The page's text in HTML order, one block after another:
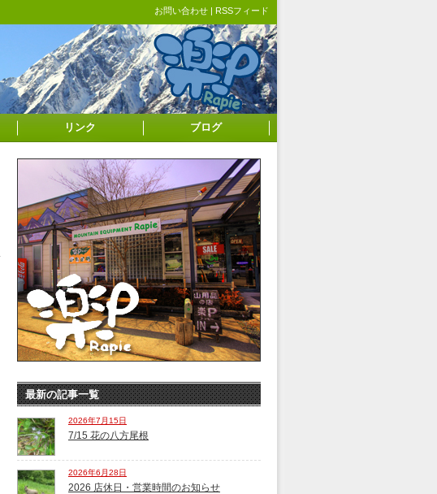
お問い合わせ | RSSフィード
リンク ブログ
最新の記事一覧
2026年7月15日
7/15 花の八方尾根
2026年6月28日
2026 店休日・営業時間のお知らせ